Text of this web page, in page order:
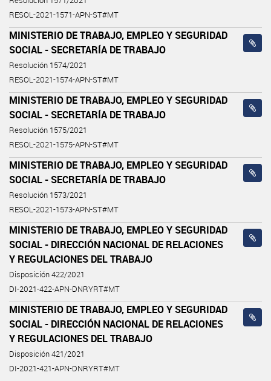
RESOL-2021-1571-APN-ST#MT
MINISTERIO DE TRABAJO, EMPLEO Y SEGURIDAD
SOCIAL - SECRETARÍA DE TRABAJO
Resolución 1574/2021
RESOL-2021-1574-APN-ST#MT
MINISTERIO DE TRABAJO, EMPLEO Y SEGURIDAD
SOCIAL - SECRETARÍA DE TRABAJO
Resolución 1575/2021
RESOL-2021-1575-APN-ST#MT
MINISTERIO DE TRABAJO, EMPLEO Y SEGURIDAD
SOCIAL - SECRETARÍA DE TRABAJO
Resolución 1573/2021
RESOL-2021-1573-APN-ST#MT
MINISTERIO DE TRABAJO, EMPLEO Y SEGURIDAD
SOCIAL - DIRECCIÓN NACIONAL DE RELACIONES
Y REGULACIONES DEL TRABAJO
Disposición 422/2021
DI-2021-422-APN-DNRYRT#MT
MINISTERIO DE TRABAJO, EMPLEO Y SEGURIDAD
SOCIAL - DIRECCIÓN NACIONAL DE RELACIONES
Y REGULACIONES DEL TRABAJO
Disposición 421/2021
DI-2021-421-APN-DNRYRT#MT